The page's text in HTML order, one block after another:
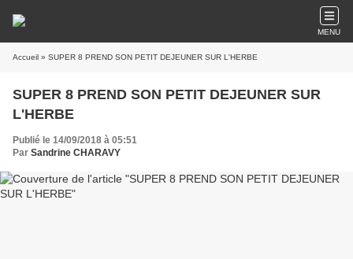
MENU
Accueil » SUPER 8 PREND SON PETIT DEJEUNER SUR L'HERBE
SUPER 8 PREND SON PETIT DEJEUNER SUR
L'HERBE
Publié le 14/09/2018 à 05:51
Par Sandrine CHARAVY